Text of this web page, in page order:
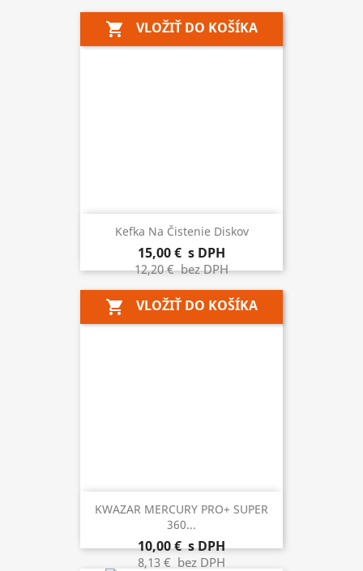
shopping_cart VLOŽIŤ DO KOŠÍKA
Kefka Na Čistenie Diskov
15,00 € s DPH
12,20 €bez DPH
shopping_cart VLOŽIŤ DO KOŠÍKA
KWAZAR MERCURY PRO+ SUPER
360...
10,00 €s DPH
8,13 € bez DPH